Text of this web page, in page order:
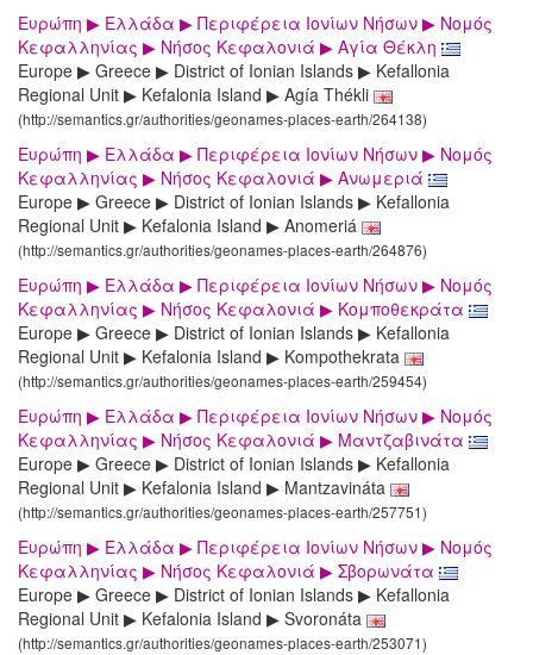
Ευρώπη ▶ Ελλάδα ▶ Περιφέρεια Ιονίων Νήσων ▶ Νομός
Κεφαλληνίας ▶ Νήσος Κεφαλονιά ▶ Αγία Θέκλη
Europe ▶ Greece ▶ District of Ionian Islands ▶ Kefallonia
Regional Unit ▶ Kefalonia Island ▶ Agía Thékli
(http://semantics.gr/authorities/geonames-places-earth/264138)
Ευρώπη ▶ Ελλάδα ▶ Περιφέρεια Ιονίων Νήσων ▶ Νομός
Κεφαλληνίας ▶ Νήσος Κεφαλονιά ▶ Ανωμεριά
Europe ▶ Greece ▶ District of Ionian Islands ▶ Kefallonia
Regional Unit ▶ Kefalonia Island ▶ Anomeriá
(http://semantics.gr/authorities/geonames-places-earth/264876)
Ευρώπη ▶ Ελλάδα ▶ Περιφέρεια Ιονίων Νήσων ▶ Νομός
Κεφαλληνίας ▶ Νήσος Κεφαλονιά ▶ Κομποθεκράτα
Europe ▶ Greece ▶ District of Ionian Islands ▶ Kefallonia
Regional Unit ▶ Kefalonia Island ▶ Kompothekrata
(http://semantics.gr/authorities/geonames-places-earth/259454)
Ευρώπη ▶ Ελλάδα ▶ Περιφέρεια Ιονίων Νήσων ▶ Νομός
Κεφαλληνίας ▶ Νήσος Κεφαλονιά ▶ Μαντζαβινάτα
Europe ▶ Greece ▶ District of Ionian Islands ▶ Kefallonia
Regional Unit ▶ Kefalonia Island ▶ Mantzavináta
(http://semantics.gr/authorities/geonames-places-earth/257751)
Ευρώπη ▶ Ελλάδα ▶ Περιφέρεια Ιονίων Νήσων ▶ Νομός
Κεφαλληνίας ▶ Νήσος Κεφαλονιά ▶ Σβορωνάτα
Europe ▶ Greece ▶ District of Ionian Islands ▶ Kefallonia
Regional Unit ▶ Kefalonia Island ▶ Svoronáta
(http://semantics.gr/authorities/geonames-places-earth/253071)